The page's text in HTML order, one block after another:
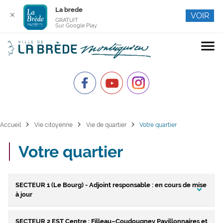
menu
Accueil chevron_right Vie citoyenne chevron_right Vie de quartier chevron_right Votre quartier
Votre quartier
SECTEUR 1 (Le Bourg) - Adjoint responsable : en cours de mise
à jour
SECTEUR 2 EST Centre : Filleau–Coudougney Pavillonnaires et
✕
La brede
GRATUIT
Sur Google Play
VOIR